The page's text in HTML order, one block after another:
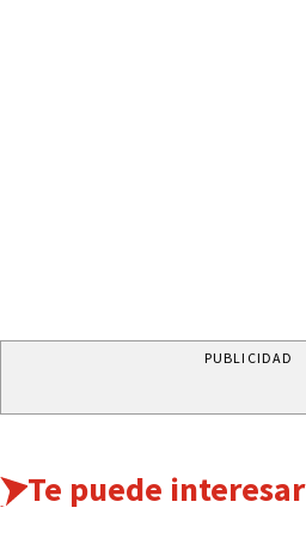
PUBLICIDAD
Te puede interesar